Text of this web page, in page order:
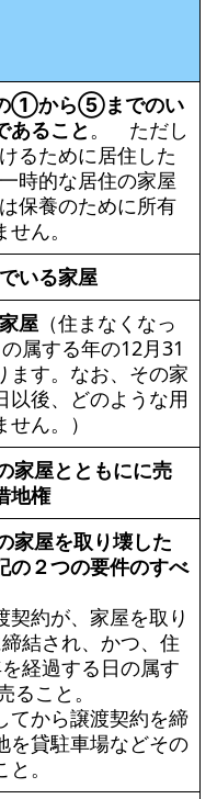
の①から⑤までのい
あること 。 ただし
るために居住した
時的な居住の家屋
保養のために所有
ん。
いる家屋
屋 （住まなくなっ
属する年の12月31
ます。なお、その家
以後、どのような用
ん。）
屋とともにに売
地権
屋を取り壊した
の２つの要件のすべ
約が、家屋を取り
結され、かつ、住
経過する日の属す
ること。
てから譲渡契約を締
を貸駐車場などその
。